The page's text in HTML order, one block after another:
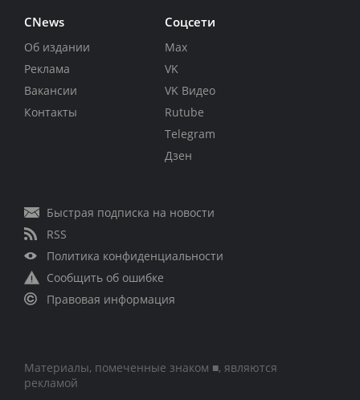
CNews
Об издании
Реклама
Вакансии
Контакты
Соцсети
Max
VK
VK Видео
Rutube
Telegram
Дзен
Быстрая подписка на новости
RSS
Политика конфиденциальности
Сообщить об ошибке
Правовая информация
Материалы, помеченные знаком ■, являются
рекламой